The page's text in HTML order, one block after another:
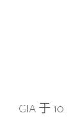
GIA 于